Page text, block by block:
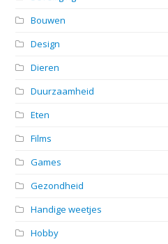
Bouwen
Design
Dieren
Duurzaamheid
Eten
Films
Games
Gezondheid
Handige weetjes
Hobby